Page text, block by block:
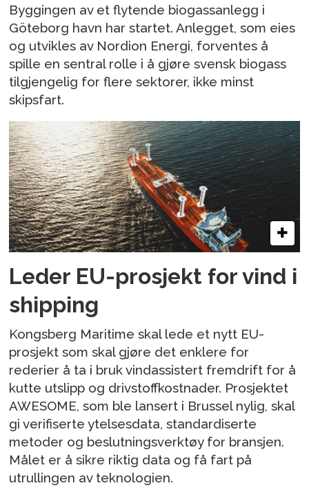
Byggingen av et flytende biogassanlegg i
Göteborg havn har startet. Anlegget, som eies
og utvikles av Nordion Energi, forventes å
spille en sentral rolle i å gjøre svensk biogass
tilgjengelig for flere sektorer, ikke minst
skipsfart.
Leder EU-prosjekt for vind i
shipping
Kongsberg Maritime skal lede et nytt EU-
prosjekt som skal gjøre det enklere for
rederier å ta i bruk vindassistert fremdrift for å
kutte utslipp og drivstoffkostnader. Prosjektet
AWESOME, som ble lansert i Brussel nylig, skal
gi verifiserte ytelsesdata, standardiserte
metoder og beslutningsverktøy for bransjen.
Målet er å sikre riktig data og få fart på
utrullingen av teknologien.